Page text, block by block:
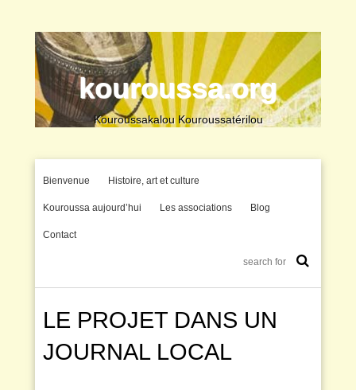
kouroussa.org
Kouroussakalou Kouroussatérilou
Bienvenue Histoire, art et culture
Kouroussa aujourd’hui Les associations Blog
Contact
LE PROJET DANS UN
JOURNAL LOCAL